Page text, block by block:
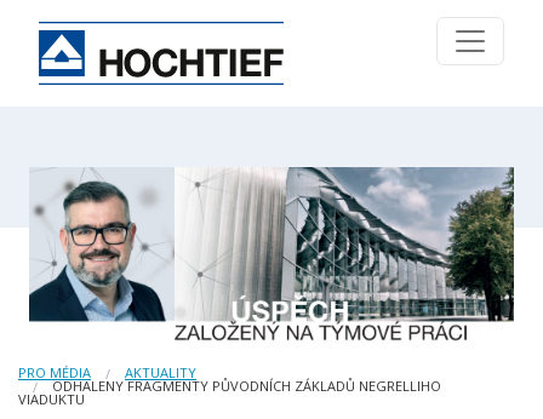
PRO MÉDIA AKTUALITY
ODHALENY FRAGMENTY PŮVODNÍCH ZÁKLADŮ NEGRELLIHO
VIADUKTU